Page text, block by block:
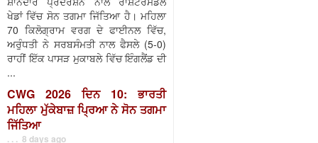
ਖੇਡਾਂ ਵਿੱਚ ਸੋਨ ਤਗਮਾ ਜਿੱਤਿਆ ਹੈ। ਮਹਿਲਾ
70 ਕਿਲੋਗ੍ਰਾਮ ਵਰਗ ਦੇ ਫਾਈਨਲ ਵਿੱਚ,
ਅਰੁੰਧਤੀ ਨੇ ਸਰਬਸੰਮਤੀ ਨਾਲ ਫੈਸਲੇ (5-0)
ਰਾਹੀਂ ਇੱਕ ਪਾਸੜ ਮੁਕਾਬਲੇ ਵਿੱਚ ਇੰਗਲੈਂਡ ਦੀ
...
CWG 2026 ਦਿਨ 10: ਭਾਰਤੀ
ਮਹਿਲਾ ਮੁੱਕੇਬਾਜ਼ ਪ੍ਰਿਆ ਨੇ ਸੋਨ ਤਗਮਾ
ਜਿੱਤਿਆ
. . . 8 days ago